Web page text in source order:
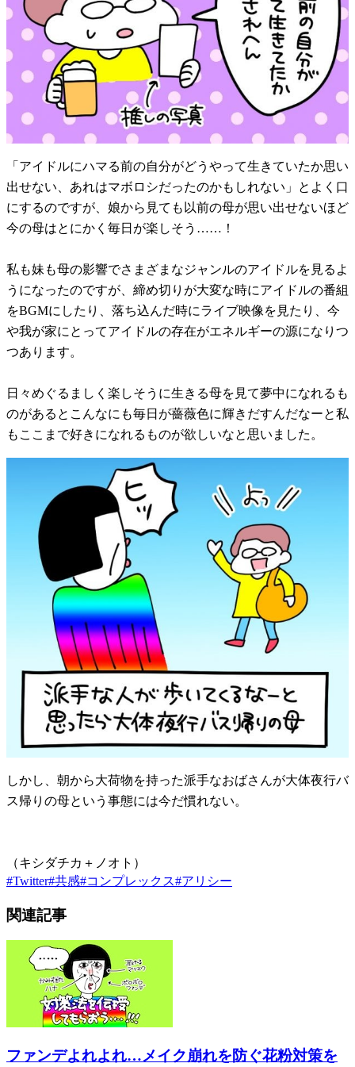
「アイドルにハマる前の自分がどうやって生きていたか思い
出せない、あれはマボロシだったのかもしれない」とよく口
にするのですが、娘から見ても以前の母が思い出せないほど
今の母はとにかく毎日が楽しそう……！
私も妹も母の影響でさまざまなジャンルのアイドルを見るよ
うになったのですが、締め切りが大変な時にアイドルの番組
をBGMにしたり、落ち込んだ時にライブ映像を見たり、今
や我が家にとってアイドルの存在がエネルギーの源になりつ
つあります。
日々めぐるましく楽しそうに生きる母を見て夢中になれるも
のがあるとこんなにも毎日が薔薇色に輝きだすんだなーと私
もここまで好きになれるものが欲しいなと思いました。
しかし、朝から大荷物を持った派手なおばさんが大体夜行バ
ス帰りの母という事態には今だ慣れない。
（キシダチカ＋ノオト）
#Twitter#共感#コンプレックス#アリシー
関連記事
ファンデよれよれ…メイク崩れを防ぐ花粉対策を